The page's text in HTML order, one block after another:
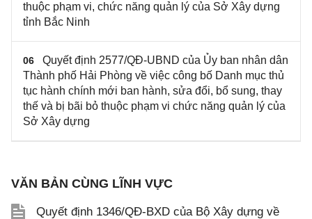
thuộc phạm vi, chức năng quản lý của Sở Xây dựng
tỉnh Bắc Ninh
06
Quyết định 2577/QĐ-UBND của Ủy ban nhân dân
Thành phố Hải Phòng về việc công bố Danh mục thủ
tục hành chính mới ban hành, sửa đổi, bổ sung, thay
thế và bị bãi bỏ thuộc phạm vi chức năng quản lý của
Sở Xây dựng
VĂN BẢN CÙNG LĨNH VỰC
Quyết định 1346/QĐ-BXD của Bộ Xây dựng về